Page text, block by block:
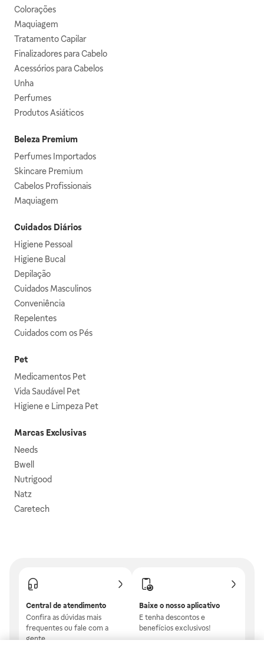
Colorações
Maquiagem
Tratamento Capilar
Finalizadores para Cabelo
Acessórios para Cabelos
Unha
Perfumes
Produtos Asiáticos
Beleza Premium
Perfumes Importados
Skincare Premium
Cabelos Profissionais
Maquiagem
Cuidados Diários
Higiene Pessoal
Higiene Bucal
Depilação
Cuidados Masculinos
Conveniência
Repelentes
Cuidados com os Pés
Pet
Medicamentos Pet
Vida Saudável Pet
Higiene e Limpeza Pet
Marcas Exclusivas
Needs
Bwell
Nutrigood
Natz
Caretech
Central de atendimento
Confira as dúvidas mais
frequentes ou fale com a
gente.
Baixe o nosso aplicativo
E tenha descontos e
benefícios exclusivos!